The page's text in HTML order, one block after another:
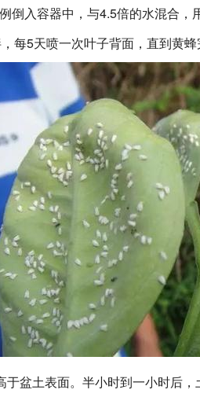
倒入容器中，与4.5倍的水混合，
，每5天喷一次叶子背面，直到
盆土表面。半小时到一小时后，